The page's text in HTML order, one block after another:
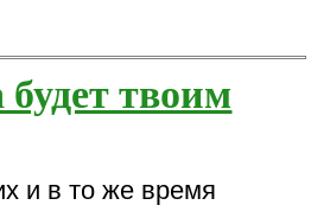
твоим
и в то же время